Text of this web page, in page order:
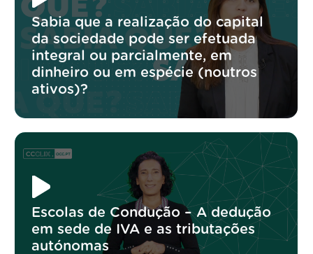
Sabia que a realização do capital
da sociedade pode ser efetuada
integral ou parcialmente, em
dinheiro ou em espécie (noutros
ativos)?
Escolas de Condução – A dedução
em sede de IVA e as tributações
autónomas